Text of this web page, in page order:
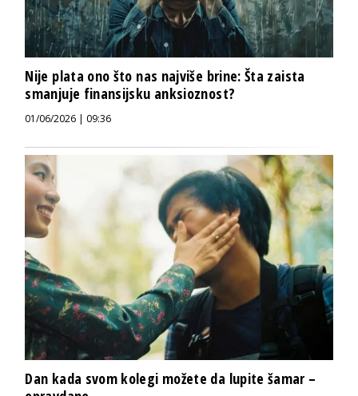
Nije plata ono što nas najviše brine: Šta zaista
smanjuje finansijsku anksioznost?
01/06/2026 | 09:36
Dan kada svom kolegi možete da lupite šamar –